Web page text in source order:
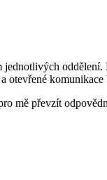
otevřené
mě převzít